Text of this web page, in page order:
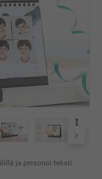
ja personoi teksti